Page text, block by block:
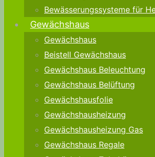
Bewässerungssysteme für
Gewächshaus
Gewächshaus
Beistell Gewächshaus
Gewächshaus Beleuchtung
Gewächshaus Belüftung
Gewächshausfolie
Gewächshausheizung
Gewächshausheizung Gas
Gewächshaus Regale